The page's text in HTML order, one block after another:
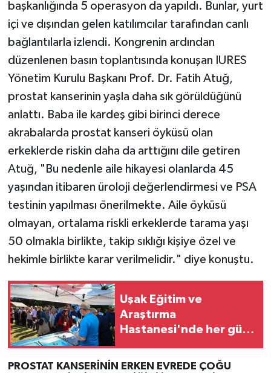
başkanlığında 5 operasyon da yapıldı. Bunlar, yurt
içi ve dışından gelen katılımcılar tarafından canlı
bağlantılarla izlendi. Kongrenin ardından
düzenlenen basın toplantısında konuşan IURES
Yönetim Kurulu Başkanı Prof. Dr. Fatih Atuğ,
prostat kanserinin yaşla daha sık görüldüğünü
anlattı. Baba ile kardeş gibi birinci derece
akrabalarda prostat kanseri öyküsü olan
erkeklerde riskin daha da arttığını dile getiren
Atuğ, "Bu nedenle aile hikayesi olanlarda 45
yaşından itibaren üroloji değerlendirmesi ve PSA
testinin yapılması önerilmekte. Aile öyküsü
olmayan, ortalama riskli erkeklerde tarama yaşı
50 olmakla birlikte, takip sıklığı kişiye özel ve
hekimle birlikte karar verilmelidir." diye konuştu.
Uşak Eğitim ve
Araştırma
Hastanesi'nde her gün
dağıtılacak
PROSTAT KANSERİNİN ERKEN EVREDE ÇOĞU